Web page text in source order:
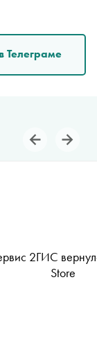
Телеграме
2ГИС
Store